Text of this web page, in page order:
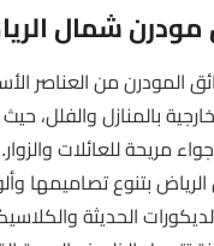
شمال
المودرن من العناصر
بالمنازل والفلل،
مريحة للعائلات
بتنوع تصاميمها
الحديثة